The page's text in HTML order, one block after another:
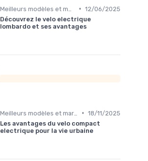
• 12/06/2025
Découvrez le velo electrique
lombardo et ses avantages
• 18/11/2025
Les avantages du velo compact
electrique pour la vie urbaine